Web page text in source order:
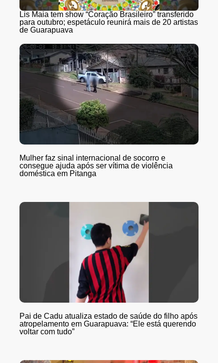
Lis Maia tem show “Coração Brasileiro” transferido
para outubro; espetáculo reunirá mais de 20 artistas
de Guarapuava
Mulher faz sinal internacional de socorro e
consegue ajuda após ser vítima de violência
doméstica em Pitanga
Pai de Cadu atualiza estado de saúde do filho após
atropelamento em Guarapuava: “Ele está querendo
voltar com tudo”